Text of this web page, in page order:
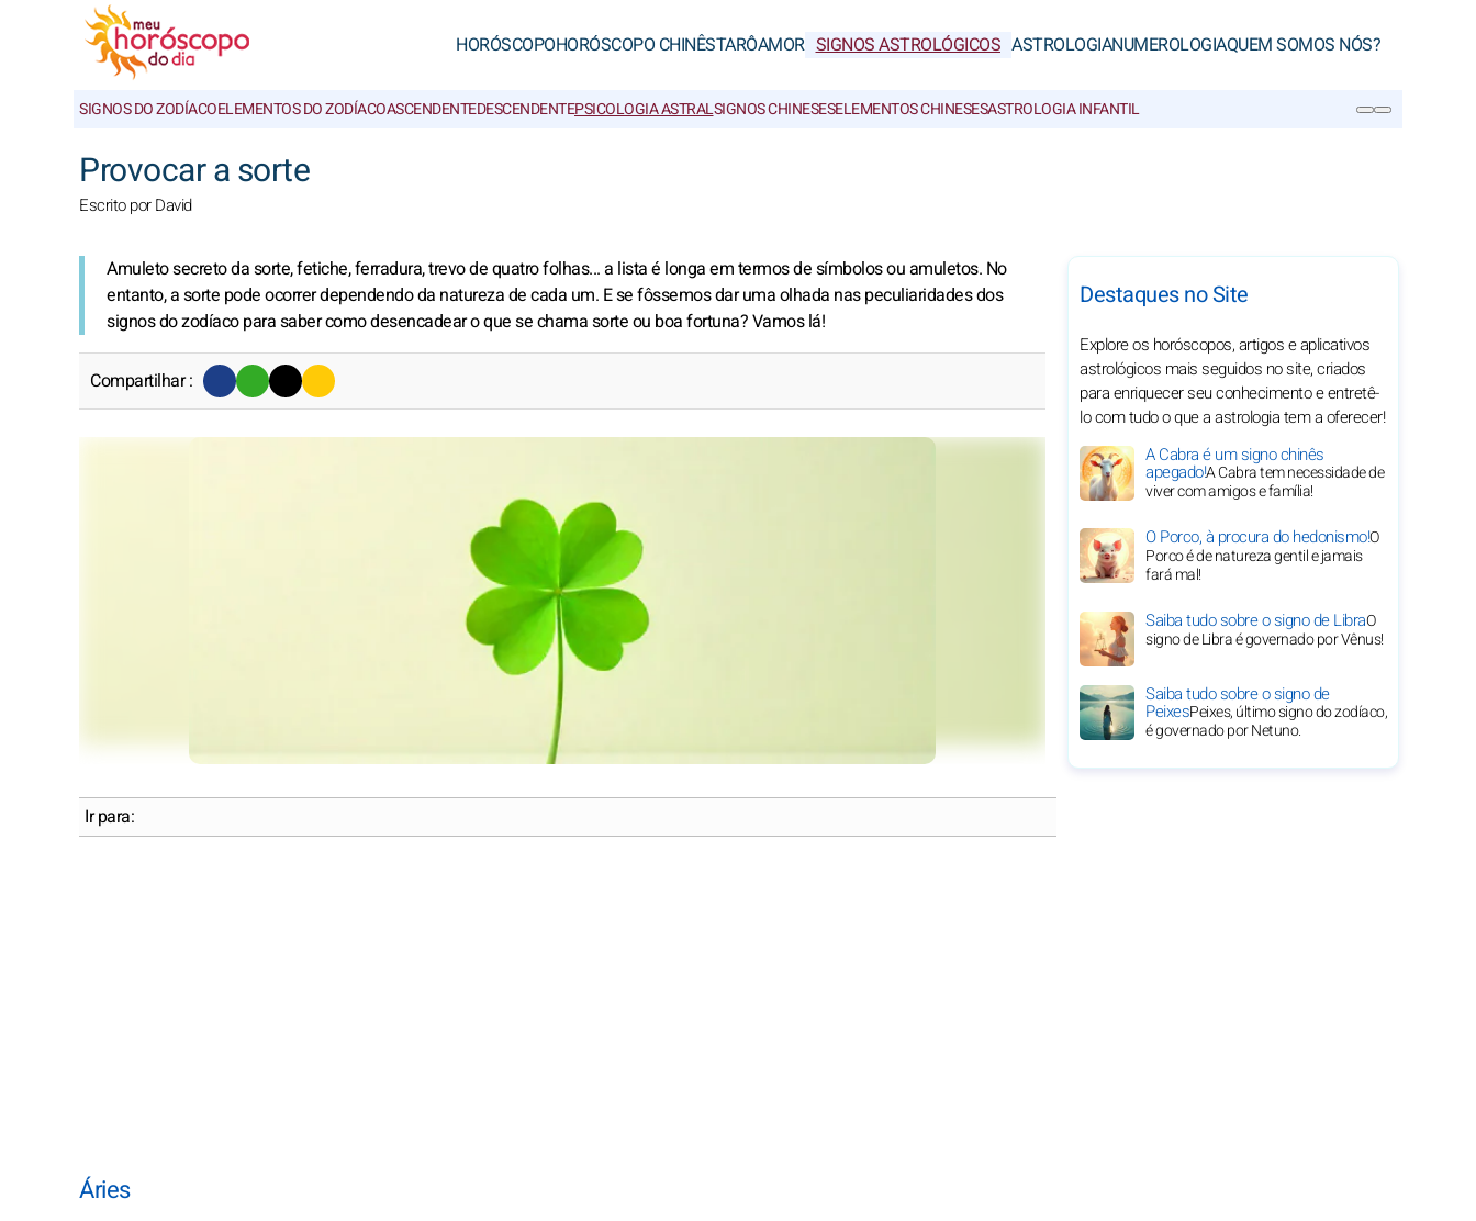
HORÓSCOPOHORÓSCOPO CHINÊSTARÔAMOR SIGNOS ASTROLÓGICOS ASTROLOGIANUMEROLOGIAQUEM SOMOS NÓS?
SIGNOS DO ZODÍACOELEMENTOS DO ZODÍACOASCENDENTEDESCENDENTEPSICOLOGIA ASTRALSIGNOS CHINESESELEMENTOS CHINESESASTROLOGIA INFANTIL
Provocar a sorte
Escrito por David
Amuleto secreto da sorte, fetiche, ferradura, trevo de quatro folhas... a lista é longa em termos de símbolos ou amuletos. No
entanto, a sorte pode ocorrer dependendo da natureza de cada um. E se fôssemos dar uma olhada nas peculiaridades dos
signos do zodíaco para saber como desencadear o que se chama sorte ou boa fortuna? Vamos lá!
Compartilhar :
Ir para:
Áries
Destaques no Site
Explore os horóscopos, artigos e aplicativos
astrológicos mais seguidos no site, criados
para enriquecer seu conhecimento e entretê-
lo com tudo o que a astrologia tem a oferecer!
A Cabra é um signo chinês
apegado!A Cabra tem necessidade de
viver com amigos e família!
O Porco, à procura do hedonismo!O
Porco é de natureza gentil e jamais
fará mal!
Saiba tudo sobre o signo de LibraO
signo de Libra é governado por Vênus!
Saiba tudo sobre o signo de
PeixesPeixes, último signo do zodíaco,
é governado por Netuno.